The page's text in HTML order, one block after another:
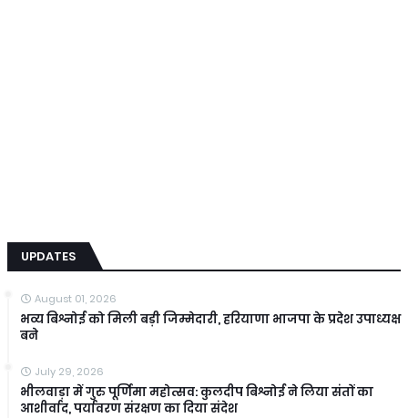
UPDATES
August 01, 2026
भव्य बिश्नोई को मिली बड़ी जिम्मेदारी, हरियाणा भाजपा के प्रदेश उपाध्यक्ष
बने
July 29, 2026
भीलवाड़ा में गुरु पूर्णिमा महोत्सव: कुलदीप बिश्नोई ने लिया संतों का
आशीर्वाद, पर्यावरण संरक्षण का दिया संदेश